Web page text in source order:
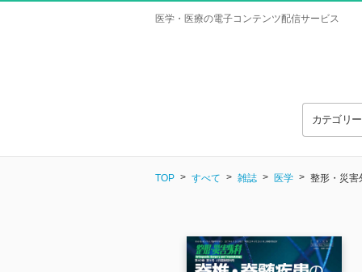
医学・医療の電子コンテンツ配信サービス
カテゴリ
TOP すべて 雑誌 医学 整形・災害